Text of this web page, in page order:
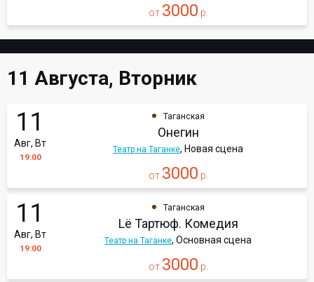
от 3000 р.
11 Августа, Вторник
11
Авг, Вт
19:00
Таганская
Онегин
Театр на Таганке, Новая сцена
от 3000 р.
11
Авг, Вт
19:00
Таганская
Lё Тартюф. Комедия
Театр на Таганке, Основная сцена
от 3000 р.